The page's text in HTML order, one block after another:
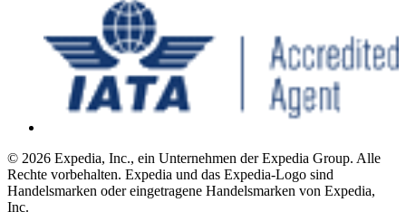
© 2026 Expedia, Inc., ein Unternehmen der Expedia Group. Alle
Rechte vorbehalten. Expedia und das Expedia-Logo sind
Handelsmarken oder eingetragene Handelsmarken von Expedia,
Inc.